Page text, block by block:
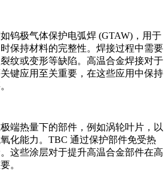
钨极气体保护电弧焊 (GTAW)，用于
保持材料的完整性。焊接过程中需要
纹或变形等缺陷。 高温合金焊接对于
键应用至关重要，在这些应用中保持
端热量下的部件，例如涡轮叶片，以
化能力。TBC 通过保护部件免受热
这些涂层对于提升高温合金部件在高
。